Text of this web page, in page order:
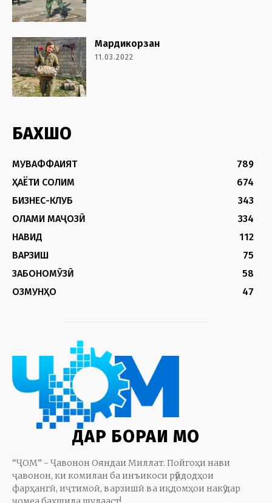
Мардикорзан
11.03.2022
БАХШҲО
МУВАФФАҚИЯТ
789
ҲАЁТИ СОЛИМ
674
БИЗНЕС-КЛУБ
343
ОЛАМИ МАҶОЗӢ
334
НАВИД
112
ВАРЗИШ
75
ЗАБОНОМӮЗӢ
58
ОЗМУНҲО
47
ДАР БОРАИ МО
“ҶОМ” - Ҷавонон Ояндаи Миллат. Пойгоҳи нави
ҷавонон, ки комилан ба инъикоси рӯйдодҳои
фарҳангӣ, иҷтимоӣ, варзишӣ ва иқдомҳои накӯ дар